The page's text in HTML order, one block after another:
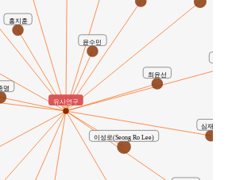
심재륜
명
윤수민
이성로(Seong Ro Lee)
최윤선
홍지훈
유사연구